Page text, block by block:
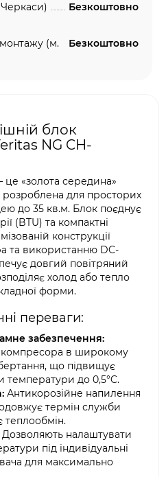
Безкоштовно
(м.
Безкоштовно
блок
NG CH-
це «золота середина»
розроблена для просторих
до 35 кв.м. Блок поєднує
(BTU) та компактні
конструкції
та використанню DC-
довгий повітряний
холод або тепло
форми.
переваги:
забезпечення:
компресора в широкому
що підвищує
температури до 0,5°C.
Антикорозійне напилення
термін служби
теплообмін.
Дозволяють налаштувати
під індивідуальні
для максимально